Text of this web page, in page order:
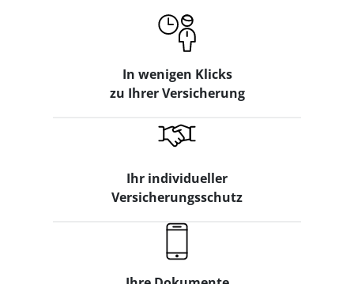
In wenigen Klicks
zu Ihrer Versicherung
Ihr individueller
Versicherungsschutz